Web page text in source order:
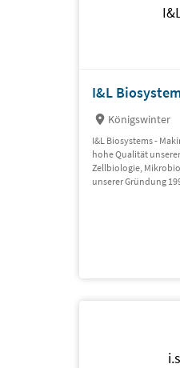
I&L
Königswinter
I&L Biosystems -
hohe Qualität
Zellbiologie,
unserer Gründung